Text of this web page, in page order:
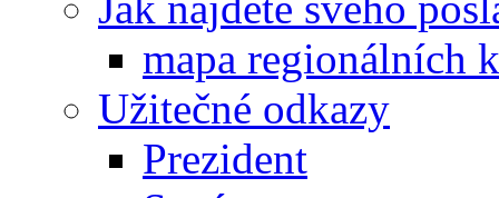
mapa regionálních
Užitečné odkazy
Prezident